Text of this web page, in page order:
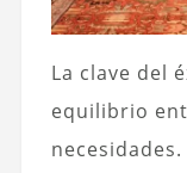
La clave del
equilibrio